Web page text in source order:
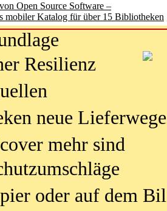
Open Source Software –
mobiler Katalog für über 15 Bibliotheken
Resilienz
neue Lieferwege
mehr sind
oder auf dem